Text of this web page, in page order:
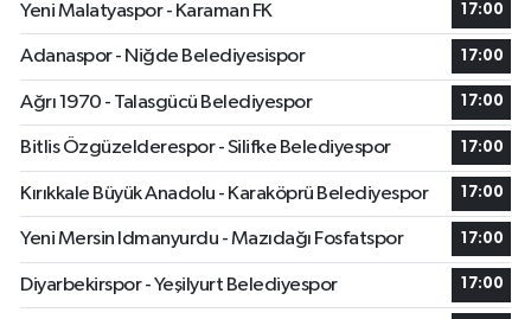
Yeni Malatyaspor - Karaman FK
17:00
Adanaspor - Niğde Belediyesispor 17:00
Ağrı 1970 - Talasgücü Belediyespor 17:00
Bitlis Özgüzelderespor - Silifke Belediyespor 17:00
Kırıkkale Büyük Anadolu - Karaköprü Belediyespor 17:00
Yeni Mersin Idmanyurdu - Mazıdağı Fosfatspor 17:00
Diyarbekirspor - Yeşilyurt Belediyespor 17:00